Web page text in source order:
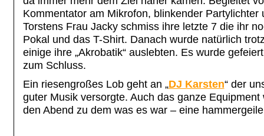
Kommentator am Mikrofon, blinkender
Torstens Frau Jacky schmiss ihre letzte 7 die ihr
Pokal und das T-Shirt. Danach wurde natürlich
einige ihre „Akrobatik“ auslebten. Es wurde
zum Schluss.
Ein riesengroßes Lob geht an „DJ Karsten“ der
guter Musik versorgte. Auch das ganze
den Abend zu dem was es war – eine